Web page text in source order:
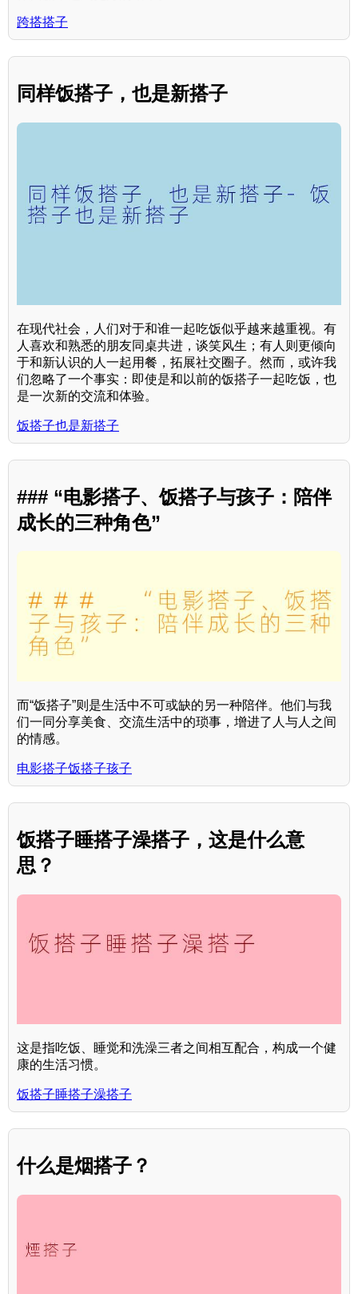
跨搭搭子
同样饭搭子，也是新搭子
在现代社会，人们对于和谁一起吃饭似乎越来越重视。有
人喜欢和熟悉的朋友同桌共进，谈笑风生；有人则更倾向
于和新认识的人一起用餐，拓展社交圈子。然而，或许我
们忽略了一个事实：即使是和以前的饭搭子一起吃饭，也
是一次新的交流和体验。
饭搭子也是新搭子
### “电影搭子、饭搭子与孩子：陪伴
成长的三种角色”
而“饭搭子”则是生活中不可或缺的另一种陪伴。他们与我
们一同分享美食、交流生活中的琐事，增进了人与人之间
的情感。
电影搭子饭搭子孩子
饭搭子睡搭子澡搭子，这是什么意
思？
这是指吃饭、睡觉和洗澡三者之间相互配合，构成一个健
康的生活习惯。
饭搭子睡搭子澡搭子
什么是烟搭子？